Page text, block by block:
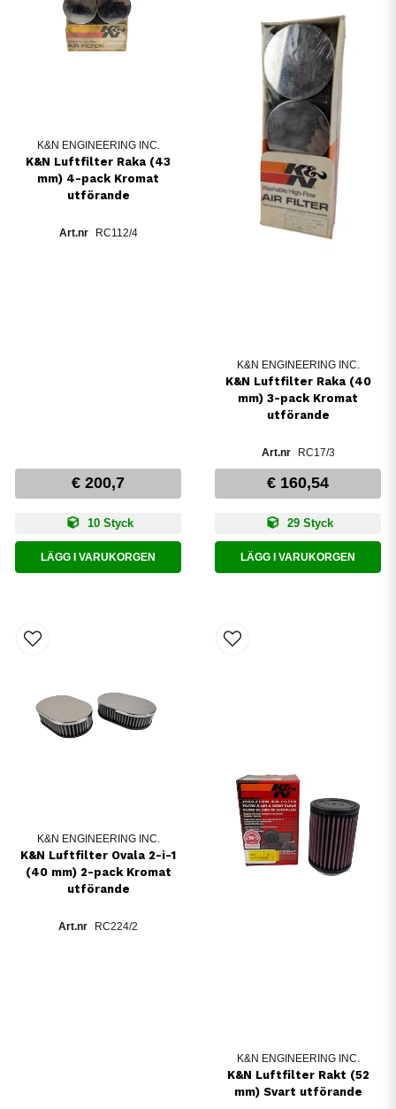
K&N ENGINEERING INC.
K&N Luftfilter Raka (43
mm) 4-pack Kromat
utförande
RC112/4
€ 200,7
10 Styck
LÄGG I VARUKORGEN
K&N ENGINEERING INC.
K&N Luftfilter Raka (40
mm) 3-pack Kromat
utförande
RC17/3
€ 160,54
29 Styck
LÄGG I VARUKORGEN
K&N ENGINEERING INC.
K&N Luftfilter Ovala 2-i-1
(40 mm) 2-pack Kromat
utförande
RC224/2
K&N ENGINEERING INC.
K&N Luftfilter Rakt (52
mm) Svart utförande